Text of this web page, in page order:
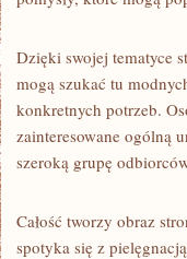
Dzięki swojej tematyce
mogą szukać tu
konkretnych potrzeb.
zainteresowane ogólną
szeroką grupę
Całość tworzy obraz
spotyka się z